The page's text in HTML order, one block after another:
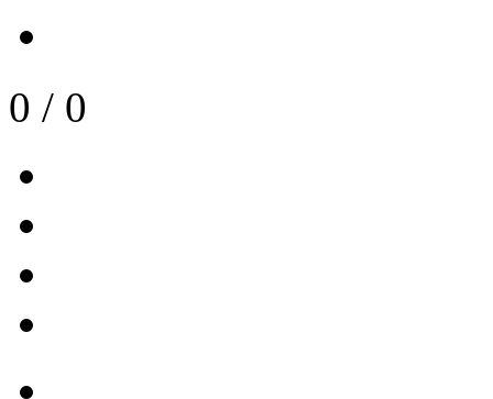
0 / 0